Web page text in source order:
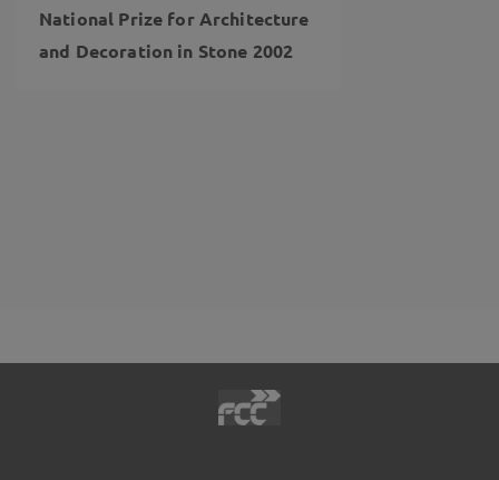
National Prize for Architecture
and Decoration in Stone 2002